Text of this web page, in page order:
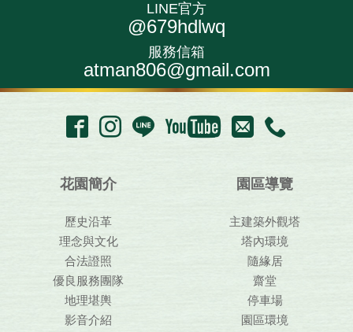
LINE官方
@679hdlwq
服務信箱
atman806@gmail.com
花園簡介
歷史沿革
理念與文化
合法證照
優良服務團隊
地理堪輿
影音介紹
園區導覽
主建築外觀塔
塔內環境
隨緣居
齋堂
停車場
園區環境